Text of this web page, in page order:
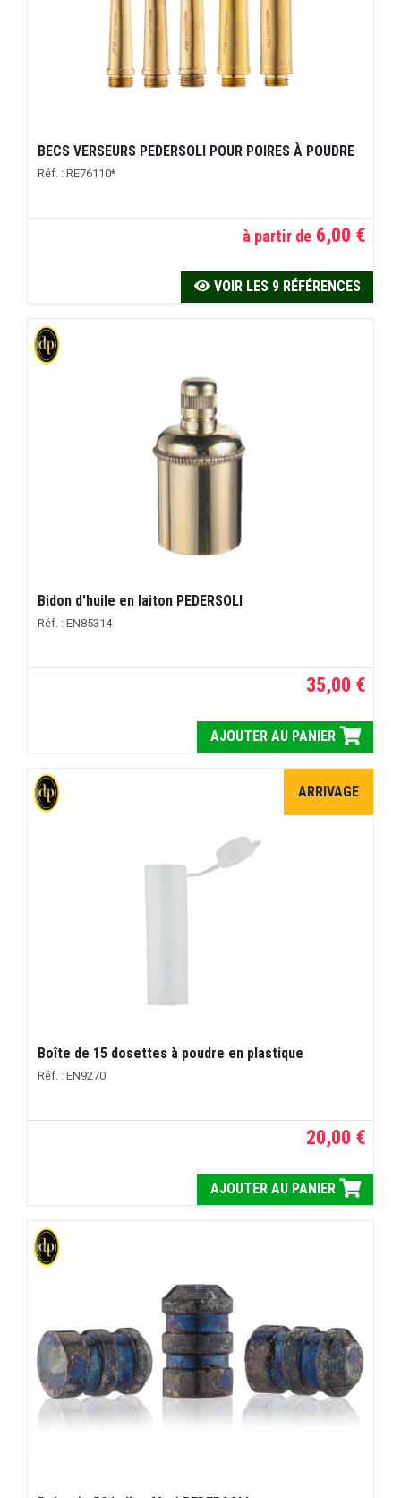
BECS VERSEURS PEDERSOLI POUR POIRES À POUDRE
Réf. : RE76110*
à partir de 6,00 €
VOIR LES 9 RÉFÉRENCES
Bidon d'huile en laiton PEDERSOLI
Réf. : EN85314
35,00 €
AJOUTER AU PANIER
ARRIVAGE
Boîte de 15 dosettes à poudre en plastique
Réf. : EN9270
20,00 €
AJOUTER AU PANIER